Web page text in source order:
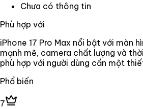
Chưa có thông tin
Phù hợp với
iPhone 17 Pro Max nổi bật với màn
mạnh mẽ, camera chất lượng và
phù hợp với người dùng cần một
Phổ biến
7